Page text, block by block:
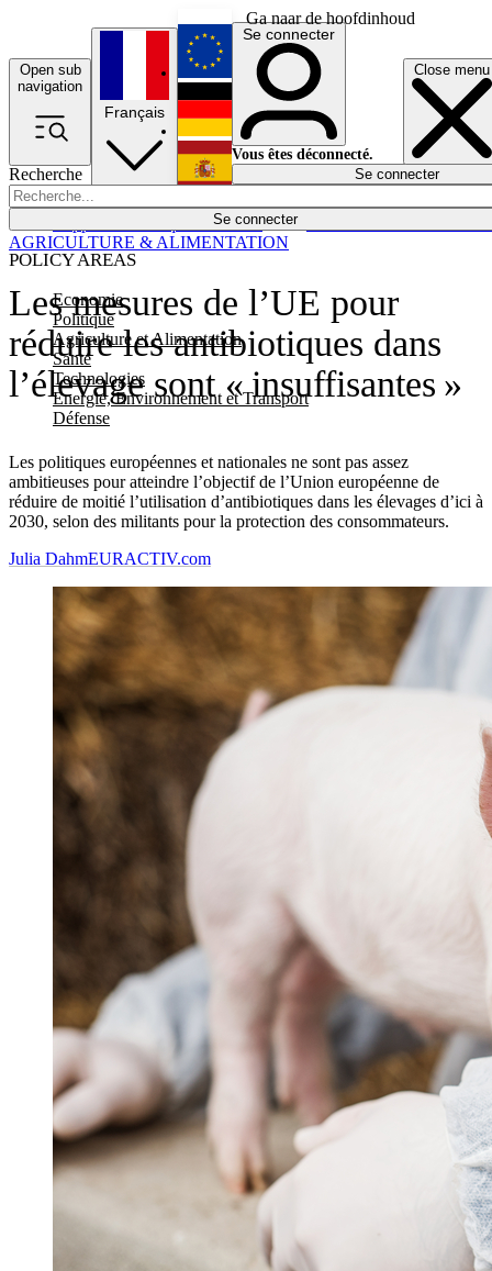
Ga naar de hoofdinhoud
Open sub
navigation
Close menu
Recherche
Se connecter
POLICY AREAS
Economie
Politique
Agriculture et Alimentation
Santé
Technologies
Energie, Environnement et Transport
Défense
Économie
Français
English
Deutsch
Español
Se connecter
Vous êtes déconnecté.
Se connecter
Les mesures de l’UE pour
réduire les antibiotiques dans
l’élevage sont « insuffisantes »
Les politiques européennes et nationales ne sont pas assez
ambitieuses pour atteindre l’objectif de l’Union européenne de
réduire de moitié l’utilisation d’antibiotiques dans les élevages d’ici à
2030, selon des militants pour la protection des consommateurs.
AGRICULTURE & ALIMENTATION
Julia DahmEURACTIV.com